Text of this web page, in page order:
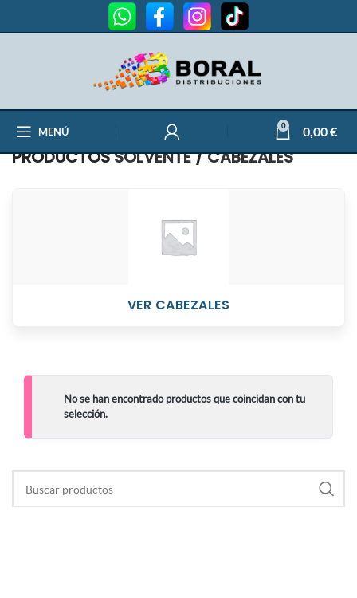
MENÚ 0 0,00€
PRODUCTOSSOLVENTE/CABEZALES
VER CABEZALES
No se han encontrado productos que coincidan con tu
selección.